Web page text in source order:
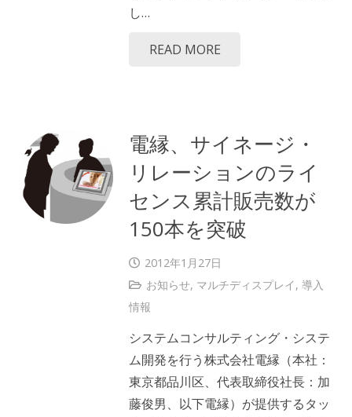
し…
READ MORE
電縁、サイネージ・
リレーションのライ
センス累計販売数が
150本を突破
2012年1月27日
お知らせ, マルチディスプレイ, 導入
情報
システムコンサルティング・システ
ム開発を行う株式会社電縁（本社：
東京都品川区、代表取締役社長：加
藤俊男、以下電縁）が提供するタッ